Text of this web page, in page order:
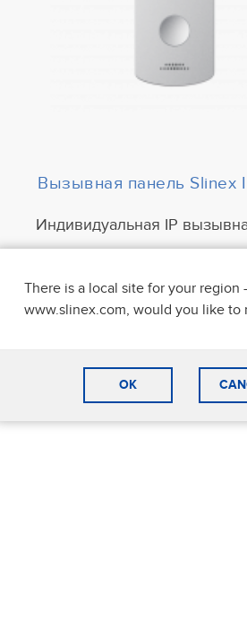
Вызывная панель Slinex
Индивидуальная IP
и вызывных панелей Slinex в
✔ Поддержка клиентов 24/7 ✔
There is a local site for your region
www.slinex.com, would you like to
OK